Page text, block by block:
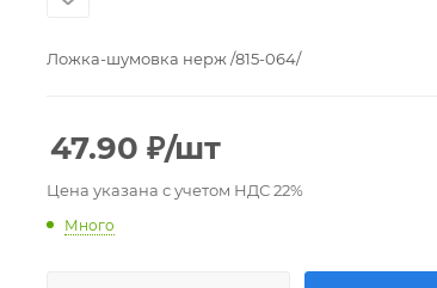
Ложка-шумовка нерж /815-064/
47.90 ₽/шт
Цена указана с учетом НДС 22%
Много